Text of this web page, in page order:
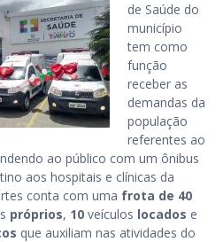
de Saúde do
município
tem como
função
receber as
demandas da
população
referentes ao
ao público com um ônibus
aos hospitais e clínicas da
conta com uma frota de 40
próprios, 10 veículos locados e
que auxiliam nas atividades do